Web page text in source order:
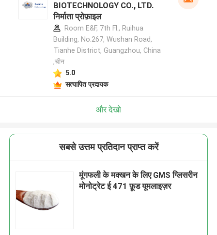
BIOTECHNOLOGY CO., LTD.
निर्माता प्रोफ़ाइल
Room E&F, 7th Fl., Ruihua
Building, No.267, Wushan Road,
Tianhe District, Guangzhou, China
,चीन
5.0
सत्यापित प्रदायक
और देखो
सबसे उत्तम प्रतिदान प्राप्त करें
मूंगफली के मक्खन के लिए GMS ग्लिसरीन
मोनोट्रेट ई 471 फ़ूड यूमलाइज़र